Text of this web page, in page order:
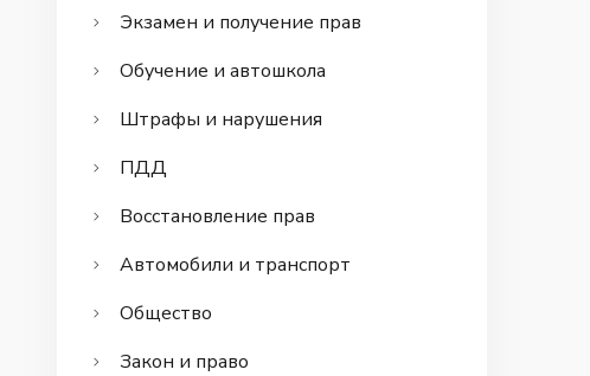
Экзамен и получение прав
Обучение и автошкола
Штрафы и нарушения
ПДД
Восстановление прав
Автомобили и транспорт
Общество
Закон и право